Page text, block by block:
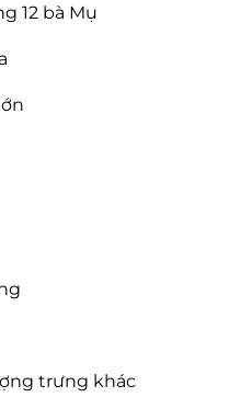
12 bà Mụ
trưng khác